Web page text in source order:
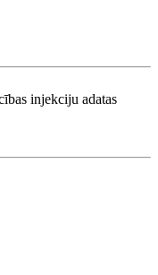
injekciju adatas